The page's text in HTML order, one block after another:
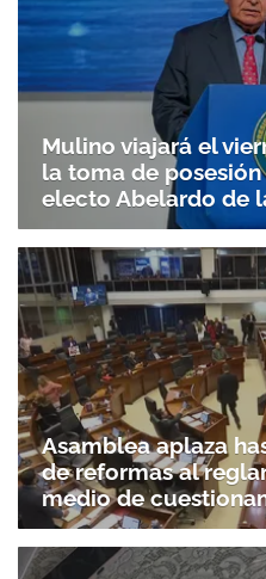
Mulino viajará el
la toma de
electo Abelardo de
Asamblea aplaza
de reformas al
medio de